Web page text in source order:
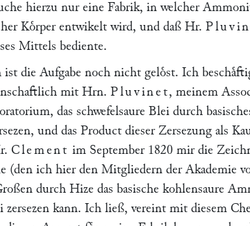
hierzu nur eine Fabrik, in welcher
Koͤrper entwikelt wird, und daß Hr.
Mittels bediente.
die Aufgabe noch nicht geloͤst. Ich
mit Hrn. Pluvinet, meinem
das schwefelsaure Blei durch
und das Product dieser Zersezung als
Clement im September 1820 mir die
(den ich hier den Mitgliedern der Akademie
durch Hize das basische kohlensaure
zersezen kann. Ich ließ, vereint mit diesem